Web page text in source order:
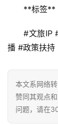
**标签**
#文旅IP
播 #政策扶持
本文系网络
赞同其观点
问题，请在